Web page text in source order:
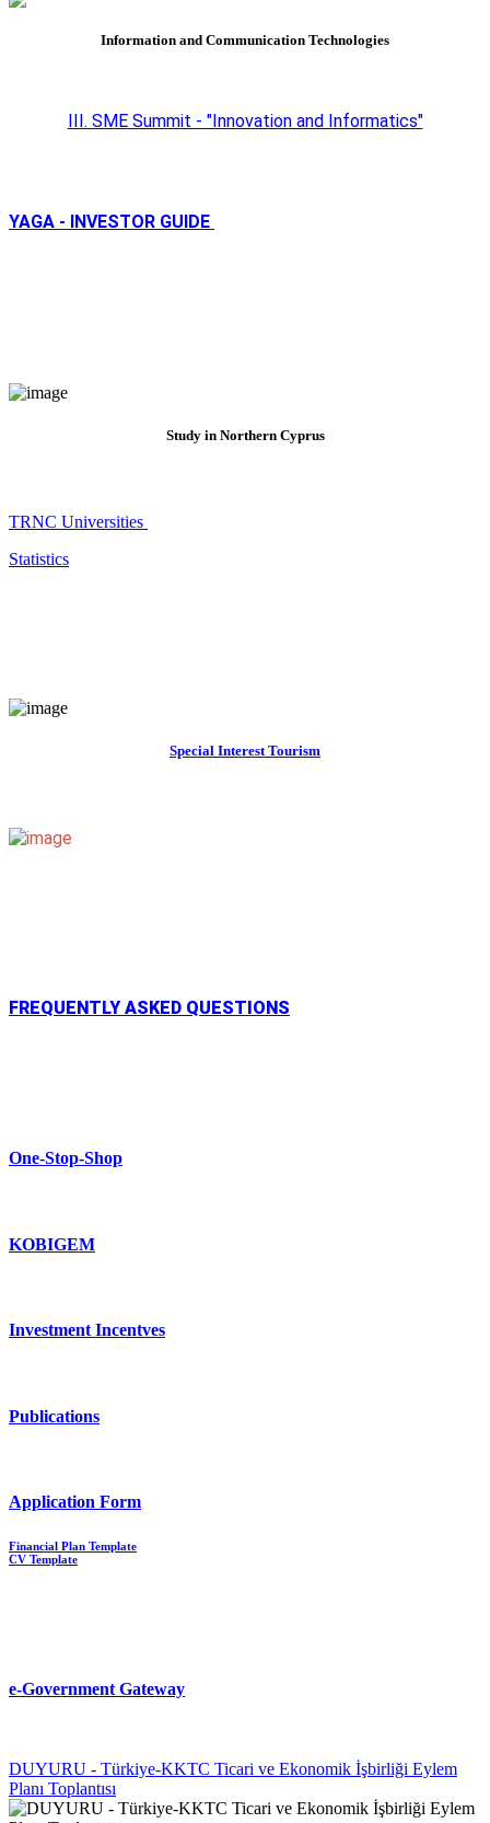
Information and Communication Technologies
III. SME Summit - "Innovation and Informatics"
YAGA - INVESTOR GUIDE
Study in Northern Cyprus
TRNC Universities
Statistics
Special Interest Tourism
FREQUENTLY ASKED QUESTIONS
One-Stop-Shop
KOBIGEM
Investment Incentves
Publications
Application Form
Financial Plan Template
CV Template
e-Government Gateway
DUYURU - Türkiye-KKTC Ticari ve Ekonomik İşbirliği Eylem
Planı Toplantısı